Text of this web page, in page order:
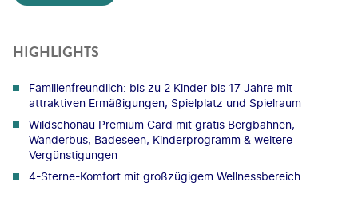
HIGHLIGHTS
Familienfreundlich: bis zu 2 Kinder bis 17 Jahre mit
attraktiven Ermäßigungen, Spielplatz und Spielraum
Wildschönau Premium Card mit gratis Bergbahnen,
Wanderbus, Badeseen, Kinderprogramm & weitere
Vergünstigungen
4-Sterne-Komfort mit großzügigem Wellnessbereich